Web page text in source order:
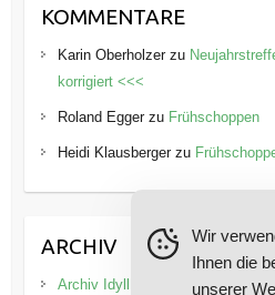
KOMMENTARE
Karin Oberholzerzu
korrigiert <<<
Roland Eggerzu Frühschoppen
Heidi Klausbergerzu
ARCHIV
Archiv Idyll
Wir
Ihnen die
unserer